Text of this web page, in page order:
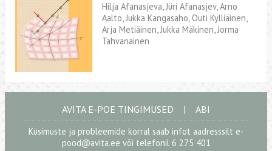
Hilja Afanasjeva, Jüri Afanasjev, Arno
Aalto, Jukka Kangasaho, Outi Kylliäinen,
Arja Metiäinen, Jukka Mäkinen, Jorma
Tahvanainen
AVITA E-POE TINGIMUSED | ABI
Küsimuste ja probleemide korral saab infot aadresssilt e-
pood@avita.ee või telefonil 6 275 401